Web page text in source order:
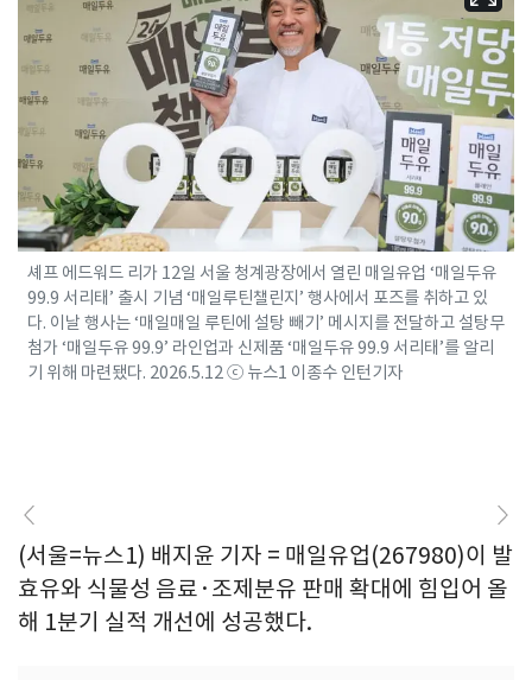
셰프 에드워드 리가 12일 서울 청계광장에서 열린 매일유업 ‘매일두유
99.9 서리태’ 출시 기념 ‘매일루틴챌린지’ 행사에서 포즈를 취하고 있
다. 이날 행사는 ‘매일매일 루틴에 설탕 빼기’ 메시지를 전달하고 설탕무
첨가 ‘매일두유 99.9’ 라인업과 신제품 ‘매일두유 99.9 서리태’를 알리
기 위해 마련됐다. 2026.5.12 ⓒ 뉴스1 이종수 인턴기자
(서울=뉴스1) 배지윤 기자 = 매일유업(267980)이 발
효유와 식물성 음료·조제분유 판매 확대에 힘입어 올
해 1분기 실적 개선에 성공했다.